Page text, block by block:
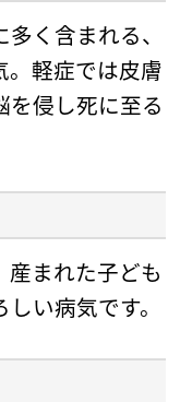
く含まれる、
。軽症では皮膚
を侵し死に至る
まれた子ども
い病気です。